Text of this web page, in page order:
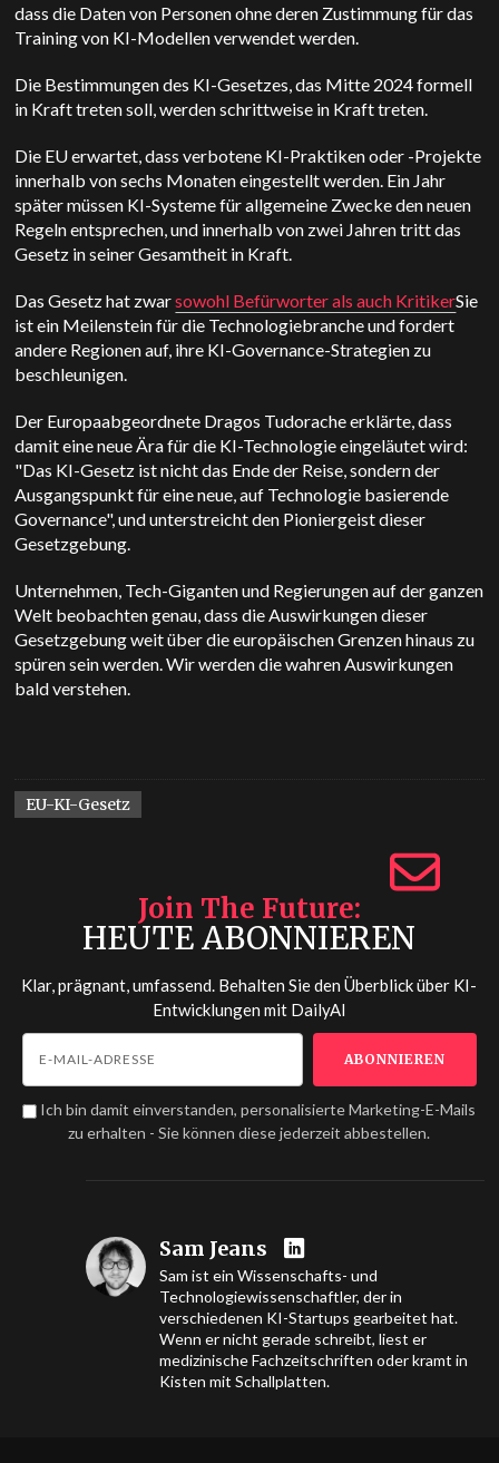
dass die Daten von Personen ohne deren Zustimmung für das
Training von KI-Modellen verwendet werden.
Die Bestimmungen des KI-Gesetzes, das Mitte 2024 formell
in Kraft treten soll, werden schrittweise in Kraft treten.
Die EU erwartet, dass verbotene KI-Praktiken oder -Projekte
innerhalb von sechs Monaten eingestellt werden. Ein Jahr
später müssen KI-Systeme für allgemeine Zwecke den neuen
Regeln entsprechen, und innerhalb von zwei Jahren tritt das
Gesetz in seiner Gesamtheit in Kraft.
Das Gesetz hat zwarsowohl Befürworter als auch KritikerSie
ist ein Meilenstein für die Technologiebranche und fordert
andere Regionen auf, ihre KI-Governance-Strategien zu
beschleunigen.
Der Europaabgeordnete Dragos Tudorache erklärte, dass
damit eine neue Ära für die KI-Technologie eingeläutet wird:
"Das KI-Gesetz ist nicht das Ende der Reise, sondern der
Ausgangspunkt für eine neue, auf Technologie basierende
Governance", und unterstreicht den Pioniergeist dieser
Gesetzgebung.
Unternehmen, Tech-Giganten und Regierungen auf der ganzen
Welt beobachten genau, dass die Auswirkungen dieser
Gesetzgebung weit über die europäischen Grenzen hinaus zu
spüren sein werden. Wir werden die wahren Auswirkungen
bald verstehen.
EU-KI-Gesetz
Join The Future
HEUTE ABONNIEREN
Klar, prägnant, umfassend. Behalten Sie den Überblick über KI-
Entwicklungen mit DailyAI
Ich bin damit einverstanden, personalisierte Marketing-E-Mails
zu erhalten - Sie können diese jederzeit abbestellen.
Sam Jeans
Sam ist ein Wissenschafts- und
Technologiewissenschaftler, der in
verschiedenen KI-Startups gearbeitet hat.
Wenn er nicht gerade schreibt, liest er
medizinische Fachzeitschriften oder kramt in
Kisten mit Schallplatten.